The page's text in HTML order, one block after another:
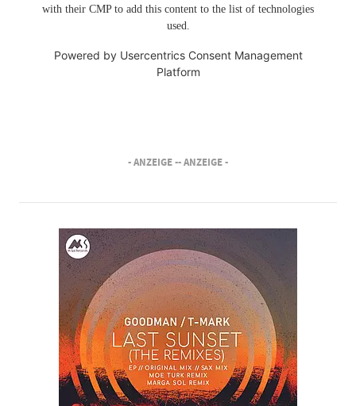
with their CMP to add this content to the list of technologies
used.
Powered by Usercentrics Consent Management
Platform
- ANZEIGE -- ANZEIGE -